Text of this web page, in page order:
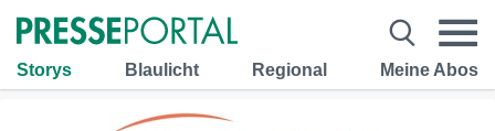
Storys Blaulicht Regional Meine Abos